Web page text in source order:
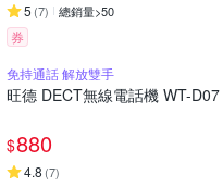
5 (7) 總銷量>50
券
免持通話 解放雙手
旺德 DECT無線電話機 WT-D07
$880
4.8 (7)